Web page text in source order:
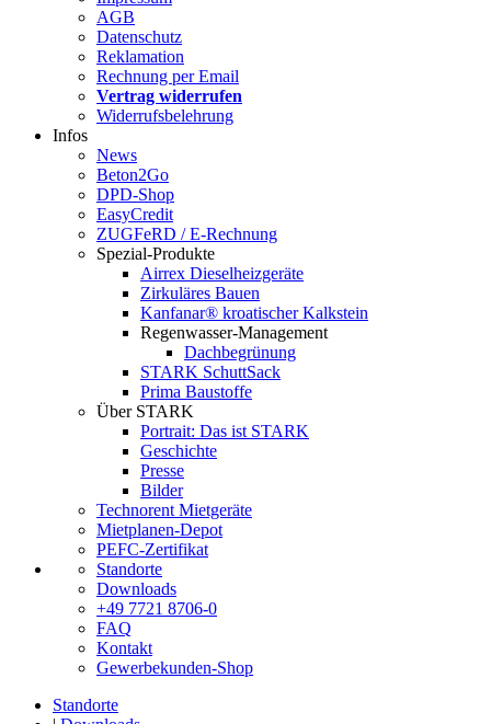
AGB
Datenschutz
Reklamation
Rechnung per Email
Vertrag widerrufen
Widerrufsbelehrung
Infos
News
Beton2Go
DPD-Shop
EasyCredit
ZUGFeRD / E-Rechnung
Spezial-Produkte
Airrex Dieselheizgeräte
Zirkuläres Bauen
Kanfanar® kroatischer Kalkstein
Regenwasser-Management
Dachbegrünung
STARK SchuttSack
Prima Baustoffe
Über STARK
Portrait: Das ist STARK
Geschichte
Presse
Bilder
Technorent Mietgeräte
Mietplanen-Depot
PEFC-Zertifikat
Standorte
Downloads
+49 7721 8706-0
FAQ
Kontakt
Gewerbekunden-Shop
Standorte